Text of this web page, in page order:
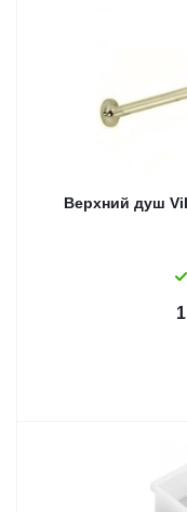
Верхний душ